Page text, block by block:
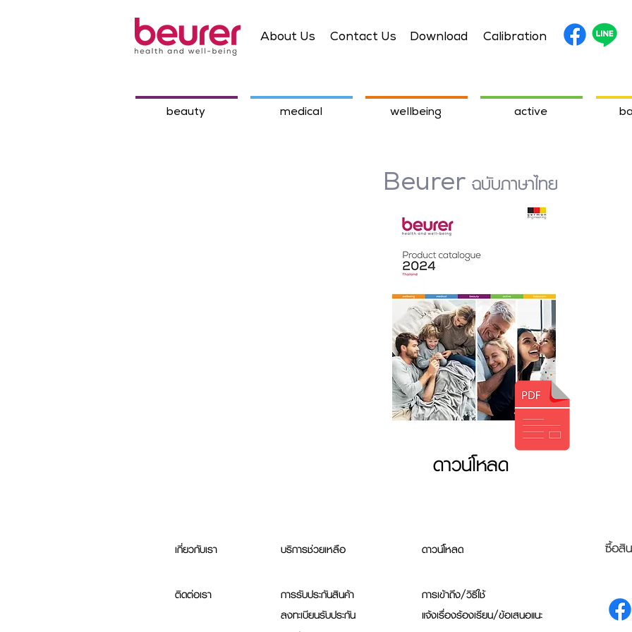
About Us Contact Us Download Calibration
beauty medical wellbeing active
Beurer ฉบับภาษาไทย
ดาวน์โหลด
เกี่ยวกับเรา
ติดต่อเรา
บริการช่วยเหลือ ดาวน์โหลด
การรับประกันสินค้า
ลงทะเบียนรับประกัน
การเข้าถึง/วิธีใช้
แจ้งเรื่องร้องเรียน/ข้อเสนอแนะ
ซื้อสิ